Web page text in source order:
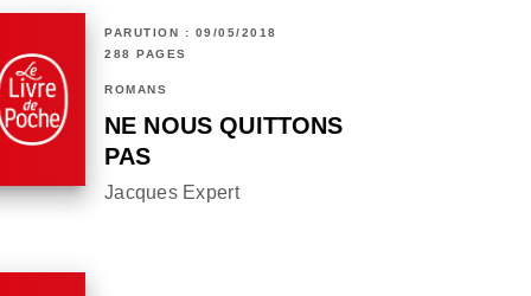
PARUTION : 09/05/2018
288 PAGES
ROMANS
NE NOUS QUITTONS
PAS
Jacques Expert